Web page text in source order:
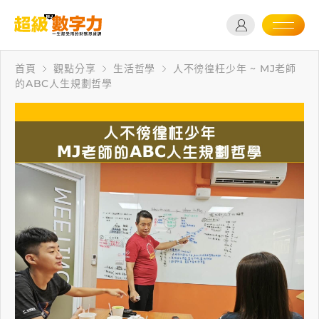
首頁 觀點分享 生活哲學
人不徬徨枉少年 ~ MJ老師
的ABC人生規劃哲學